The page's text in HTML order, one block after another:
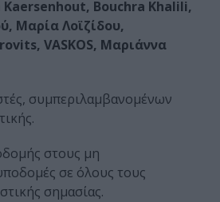
Bouchra Khalili,
Μαρία Λοϊζίδου,
VASKOS, Μαριάννα
συμπεριλαμβανομένων
στους μη
σε όλους τους
σημασίας.